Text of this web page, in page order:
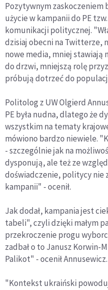
Pozytywnym zaskoczeniem
użycie w kampanii do PE
komunikacji politycznej.
dzisiaj obecni na Twitterze,
nowe media, mniej stawiają
do drzwi, mniejszą rolę
próbują dotrzeć do
Politolog z UW Olgierd
PE była nudna, dlatego że
wszystkim na tematy
mówiono bardzo niewiele.
- szczególnie jak na
dysponują, ale też ze
doświadczenie, politycy nie
kampanii" - ocenił.
Jak dodał, kampania jest
tabeli", czyli dzięki małym
przekroczenie progu
zadbał o to Janusz Korwin-
Palikot" - ocenił Annusewicz.
"Kontekst ukraiński